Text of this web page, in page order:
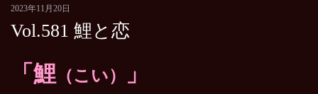
2023年11月20日
Vol.581 鯉と恋
「鯉 （こい） 」